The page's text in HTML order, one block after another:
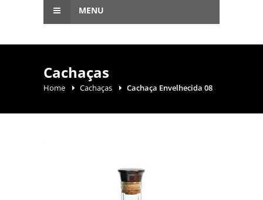
MENU
Cachaças
Home Cachaças Cachaça Envelhecida 08